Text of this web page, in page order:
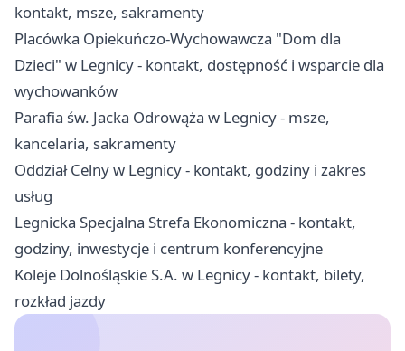
kontakt, msze, sakramenty
Placówka Opiekuńczo-Wychowawcza "Dom dla
Dzieci" w Legnicy - kontakt, dostępność i wsparcie dla
wychowanków
Parafia św. Jacka Odrowąża w Legnicy - msze,
kancelaria, sakramenty
Oddział Celny w Legnicy - kontakt, godziny i zakres
usług
Legnicka Specjalna Strefa Ekonomiczna - kontakt,
godziny, inwestycje i centrum konferencyjne
Koleje Dolnośląskie S.A. w Legnicy - kontakt, bilety,
rozkład jazdy